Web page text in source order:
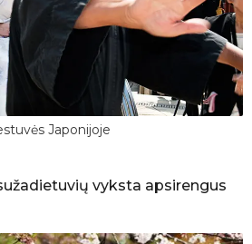
Japonijoje
vyksta apsirengus